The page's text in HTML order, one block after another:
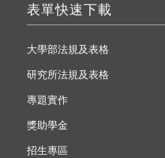
表單快速下載
大學部法規及表格
研究所法規及表格
專題實作
獎助學金
招生專區